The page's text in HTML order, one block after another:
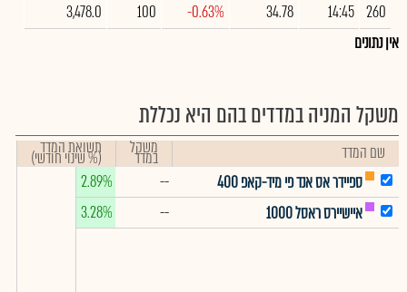
260
14:45
34.78
-0.63%
100
3,478.0
אין נתונים
משקל המניה במדדים בהם היא נכללת
שם המדד משקל
במדד תשואת המדד
(% שינוי חודשי)
ספיידר אס אנד פי מיד-קאפ 400
--
2.89%
איישיירס ראסל 1000
--
3.28%